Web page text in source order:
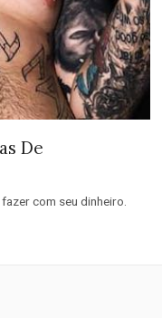
De
com seu dinheiro.